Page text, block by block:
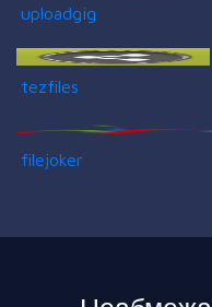
uploadgig
tezfiles
filejoker